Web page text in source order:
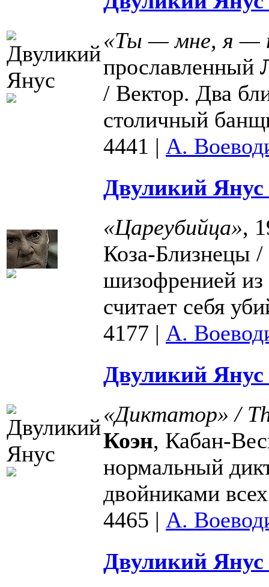
«Ты — мне, я —
прославленный
/ Вектор. Два
столичный
4441 | А.
Двуликий Янус
«Цареубийца»,
Коза-Близнецы
шизофренией из
считает себя
4177 | А.
Двуликий Янус
«Диктатор» /
Коэн, Кабан-
нормальный
двойниками
4465 | А.
Двуликий Янус